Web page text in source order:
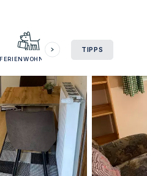
FERIENWOHNUNG
TIPPS